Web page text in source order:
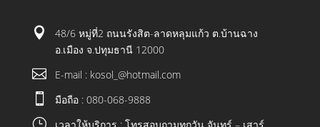

48/6 หมู่ที่2 ถนนรังสิต-ลาดหลุมแก้ว ต.บ้านฉาง
อ.เมือง จ.ปทุมธานี 12000
 E-mail : kosol_@hotmail.com
 มือถือ : 080-068-9888
}